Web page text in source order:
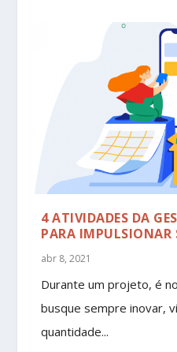
4 ATIVIDADES DA
PARA IMPULSIONAR
abr 8, 2021
Durante um projeto, é
busque sempre inovar,
quantidade...